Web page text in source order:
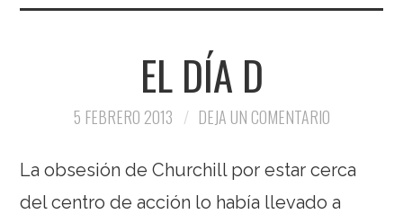
EL DÍA D
5 FEBRERO 2013 DEJA UN COMENTARIO
La obsesión de Churchill por estar cerca
del centro de acción lo había llevado a